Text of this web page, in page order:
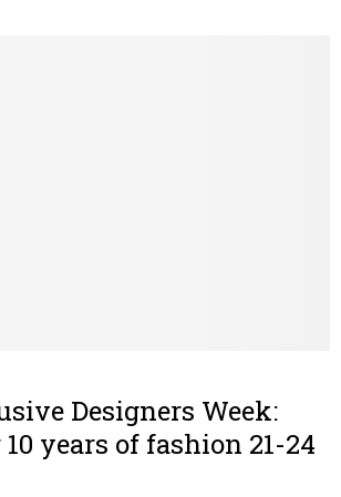
Designers Week:
years of fashion 21-24